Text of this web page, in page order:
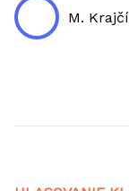
M. Krajčí